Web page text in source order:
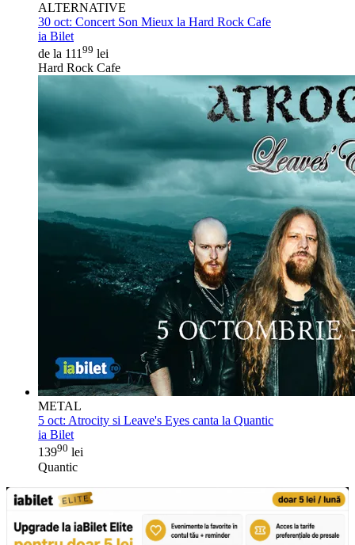
ALTERNATIVE
30 oct: Concert Son Mieux la Hard Rock Cafe
ia Bilet
de la 111 99 lei
Hard Rock Cafe
METAL
5 oct: Atrocity si Leave's Eyes canta la Quantic
ia Bilet
13990 lei
Quantic